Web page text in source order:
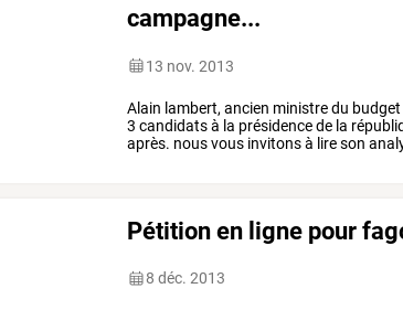
campagne...
13 nov. 2013
Alain lambert, ancien ministredu budget
3 candidatsà la présidencede la
après. nousvous invitonsà lireson
Pétition en ligne pour
8 déc. 2013